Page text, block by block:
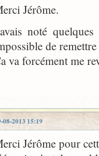
Jérôme.
noté
de
va forcément me
08-2013 15:19
Jérôme pour